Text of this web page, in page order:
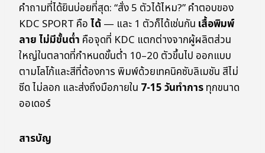
คำถามที่ได้ยินบ่อยที่สุด: “สั่ง 5 ตัวได้ไหม?” คำตอบของ
KDC SPORT คือได้— และ 1 ตัวก็ได้เช่นกัน เสื้อพิมพ์
ลาย ไม่มีขั้นต่ำ คือจุดที่ KDC แตกต่างจากผู้ผลิตส่วน
ใหญ่ในตลาดที่กำหนดขั้นต่ำ 10–20 ตัวขึ้นไป ออกแบบ
ตามโลโก้และสีที่ต้องการ พิมพ์ด้วยเทคนิคซับลิเมชัน สีไม่
ซีด ไม่ลอก และส่งถึงมือภายใน 7-15 วันทำการทุกขนาด
ออเดอร์
สารบัญ